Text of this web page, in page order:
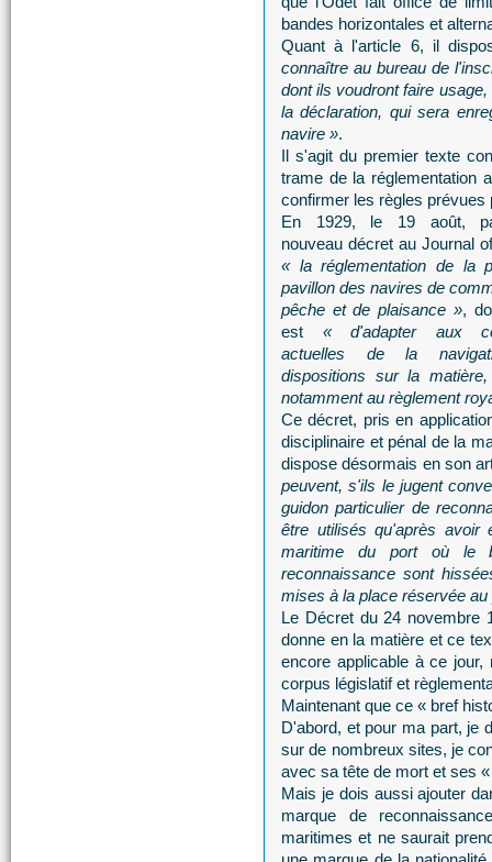
bandes horizontales et
Quant à l'article 6, il
connaître au bureau de
dont ils voudront faire
la déclaration, qui sera
navire ».
Il s'agit du premier texte
trame de la réglementation
confirmer les règles prévues
En 1929, le 19 août,
nouveau décret au Journal
« la réglementation de la
pavillon des navires de
pêche et de plaisance »,
est « d'adapter aux
actuelles de la
dispositions sur la
notamment au règlement
Ce décret, pris en
disciplinaire et pénal de la
dispose désormais en son
peuvent, s'ils le jugent
guidon particulier de
être utilisés qu'après avoir
maritime du port où le
reconnaissance sont
mises à la place réservée au
Le Décret du 24 novembre
donne en la matière et ce
encore applicable à ce
corpus législatif et
Maintenant que ce « bref
D'abord, et pour ma part, je
sur de nombreux sites, je
avec sa tête de mort et ses
Mais je dois aussi ajouter
marque de
maritimes et ne saurait